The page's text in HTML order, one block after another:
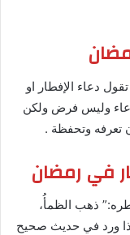
دعاء الإفطار او
وليس فرض ولكن
تعرفه وتحفظة .
في رمضان
ذهب الظمأُ،
ورد في حديث صحيح